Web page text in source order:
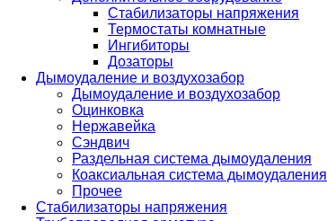
Стабилизаторы напряжения
Термостаты комнатные
Ингибиторы
Дозаторы
Дымоудаление и воздухозабор
Дымоудаление и воздухозабор
Оцинковка
Нержавейка
Сэндвич
Раздельная система дымоудаления
Коаксиальная система дымоудаления
Прочее
Стабилизаторы напряжения